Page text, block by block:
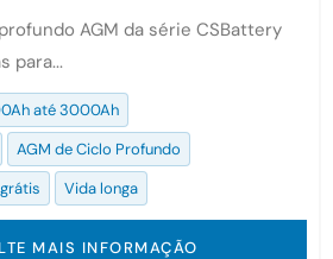
AGM da série CSBattery
para...
até 3000Ah
AGM de Ciclo Profundo
Vida longa
MAIS INFORMAÇÃO